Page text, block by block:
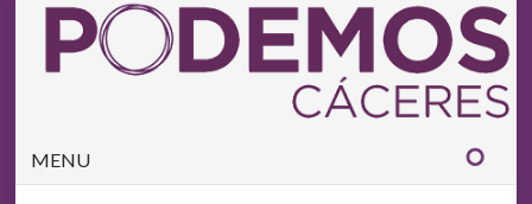
MENU